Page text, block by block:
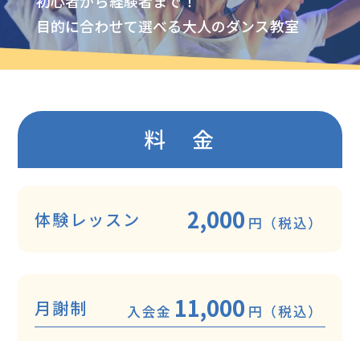
目的に合わせて選べる大人のダンス教室
料 金
体験レッスン 2,000 円（税込）
月謝制 入会金 11,000 円（税込）